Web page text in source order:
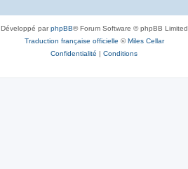
Développé parphpBB® Forum Software © phpBB Limited
Traduction française officielle ©Miles Cellar
Confidentialité | Conditions